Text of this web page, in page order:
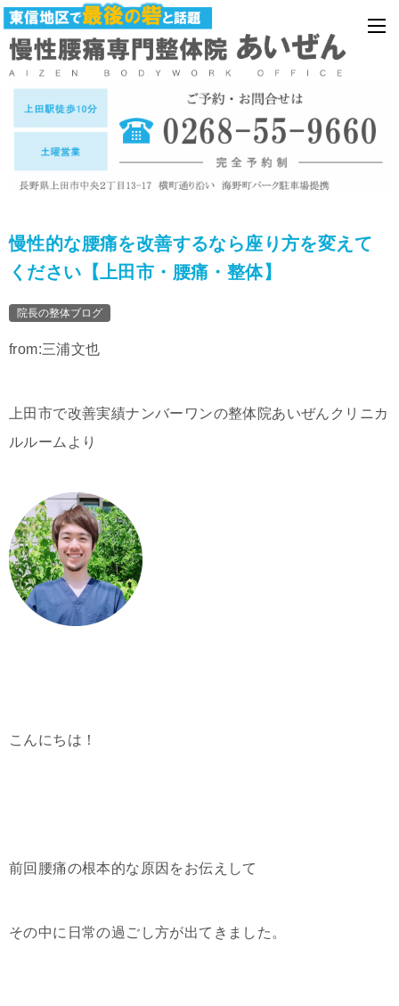
慢性的な腰痛を改善するなら座り方を変えて
ください【上田市・腰痛・整体】
院長の整体ブログ
from:三浦文也
上田市で改善実績ナンバーワンの整体院あいぜんクリニカ
ルルームより
こんにちは！
前回腰痛の根本的な原因をお伝えして
その中に日常の過ごし方が出てきました。